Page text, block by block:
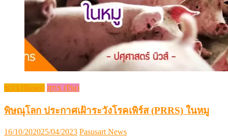
ข่าว (News) สุกร (Pig)
พิษณุโลก ประกาศเฝ้าระวังโรคเพิร์ส (PRRS) ในหมู
Posted
16/10/202025/04/2023 Author
Pasusart News